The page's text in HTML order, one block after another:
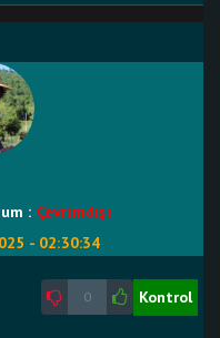
: Çevrimdışı
- 02:30:34
0 Kontrol